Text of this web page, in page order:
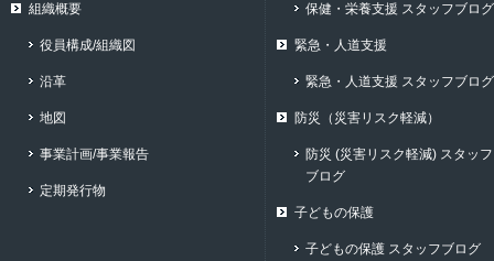
組織概要
役員構成/組織図
沿革
地図
事業計画/事業報告
定期発行物
保健・栄養支援 スタッフブログ
緊急・人道支援
緊急・人道支援 スタッフブログ
防災（災害リスク軽減）
防災 (災害リスク軽減) スタッフ
ブログ
子どもの保護
子どもの保護 スタッフブログ